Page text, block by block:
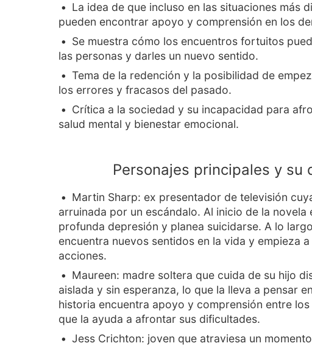
La idea de que incluso en las situaciones más
pueden encontrar apoyo y comprensión en los
Se muestra cómo los encuentros fortuitos
las personas y darles un nuevo sentido.
Tema de la redención y la posibilidad de
los errores y fracasos del pasado.
Crítica a la sociedad y su incapacidad para
salud mental y bienestar emocional.
Personajes principales y su
Martin Sharp: ex presentador de televisión
arruinada por un escándalo. Al inicio de la novela
profunda depresión y planea suicidarse. A lo
encuentra nuevos sentidos en la vida y empieza
acciones.
Maureen: madre soltera que cuida de su hijo
aislada y sin esperanza, lo que la lleva a pensar
historia encuentra apoyo y comprensión entre
que la ayuda a afrontar sus dificultades.
Jess Crichton: joven que atraviesa un